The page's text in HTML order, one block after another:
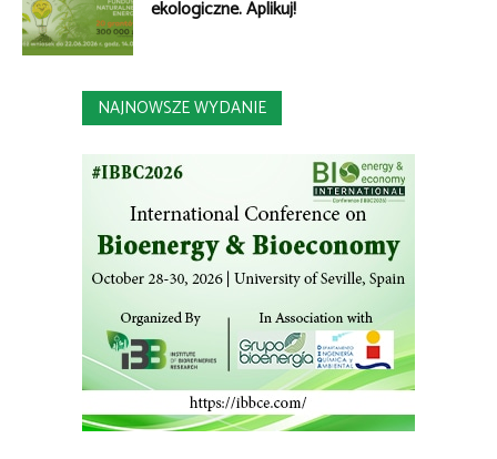
ekologiczne. Aplikuj!
NAJNOWSZE WYDANIE